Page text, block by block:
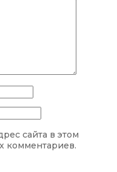
сайта в этом
комментариев.